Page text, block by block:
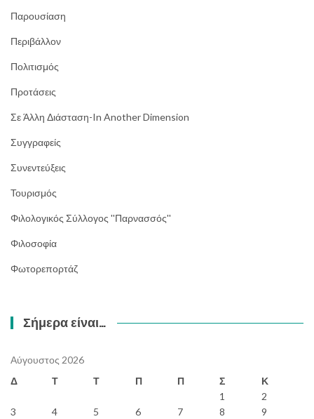
Παρουσίαση
Περιβάλλον
Πολιτισμός
Προτάσεις
Σε Άλλη Διάσταση-In Another Dimension
Συγγραφείς
Συνεντεύξεις
Τουρισμός
Φιλολογικός Σύλλογος ''Παρνασσός''
Φιλοσοφία
Φωτορεπορτάζ
Σήμερα είναι…
Αύγουστος 2026
Δ
Τ Τ Π Π Σ
Κ
1
2
3
4 5 6 7 8
9